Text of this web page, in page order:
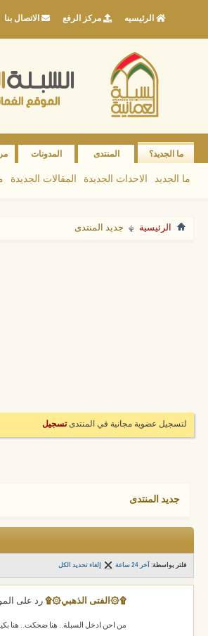
الرئيسيه مركز الرفع الاتصال بنا
ما الجديد؟
ما الجديد الاحداث الجديدة المقالات الجديدة
المنتدى المدونات
الرئيسية جديد المنتدى
لتسجيل عضوية مجانية في المنتدىتسجيل
جديد المنتدى
فلتر بواسطة: آخر 24 ساعة إلغاء تحديد الكل
۩۞الفتى الذهبي۞۩ رد على
من احن ادخل السبلة.. هنا ضحكت.. هنا